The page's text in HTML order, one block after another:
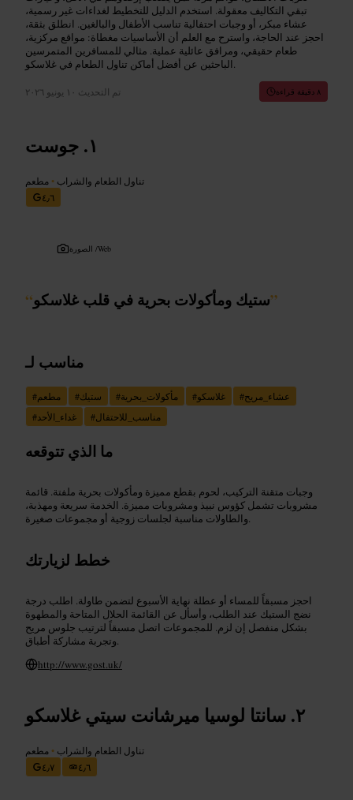
تبقي التكاليف معقولة. استخدم الدليل للتخطيط لغداءات غير رسمية،
عشاء مبكر، أو وجبات احتفالية تناسب الأطفال والبالغين. انطلق بثقة،
احجز عند الحاجة، واسترح مع العلم أن الأساسيات مغطاة: مواقع مركزية،
طعام حقيقي، ومرافق عائلية عملية. مثالي للمسافرين المتمرسين
الباحثين عن أفضل أماكن تناول الطعام في غلاسكو.
تم التحديث ١٠ يونيو ٢٠٢٦ ٨ دقيقة قراءة
جوست
تناول الطعام والشراب • مطعم
٤٫٦
الصورة /Web
“ستيك ومأكولات بحرية في قلب غلاسكو”
مناسب لـ
#مطعم #ستيك #مأكولات_بحرية #غلاسكو #عشاء_مريح
#غداء_الأحد #مناسب_للاحتفال
ما الذي تتوقعه
وجبات متقنة التركيب، لحوم بقطع مميزة ومأكولات بحرية ملفتة. قائمة
مشروبات تشمل كؤوس نبيذ ومشروبات مميزة. الخدمة سريعة ومهذبة،
والطاولات مناسبة لجلسات زوجية أو مجموعات صغيرة.
خطط لزيارتك
احجز مسبقاً للمساء أو عطلة نهاية الأسبوع لتضمن طاولة. اطلب درجة
نضج الستيك عند الطلب، وأسأل عن القائمة الحلال المتاحة والمطهوة
بشكل منفصل إن لزم. للمجموعات اتصل مسبقاً لترتيب جلوس مريح
وتجربة مشاركة أطباق.
http://www.gost.uk/
سانتا لوسيا ميرشانت سيتي غلاسكو
تناول الطعام والشراب • مطعم
٤٫٧
٤٫٦